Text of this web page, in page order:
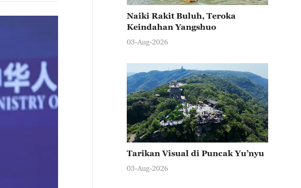
Naiki Rakit Buluh, Teroka
Keindahan Yangshuo
03-Aug-2026
Tarikan Visual di Puncak Yu’nyu
03-Aug-2026